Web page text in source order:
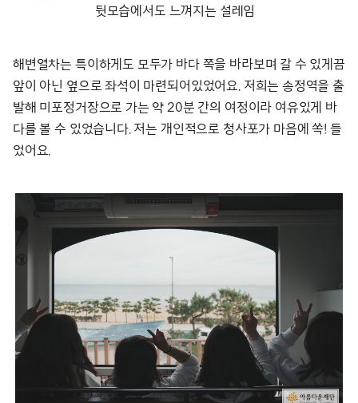
뒷모습에서도 느껴지는 설레임
해변열차는 특이하게도 모두가 바다 쪽을 바라보며 갈 수 있게끔
앞이 아닌 옆으로 좌석이 마련되어있었어요. 저희는 송정역을 출
발해 미포정거장으로 가는 약 20분 간의 여정이라 여유있게 바
다를 볼 수 있었습니다. 저는 개인적으로 청사포가 마음에 쏙! 들
었어요.